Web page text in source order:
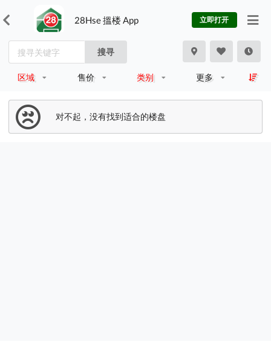
28Hse 搵楼 App 立即打开
搜寻
区域 售价 类别 更多
对不起，没有找到适合的楼盘